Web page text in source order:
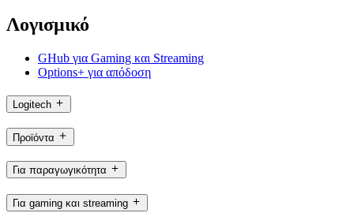
Λογισμικό
GHub για Gaming και Streaming
Options+ για απόδοση
Logitech
Προϊόντα
Για παραγωγικότητα
Για gaming και streaming